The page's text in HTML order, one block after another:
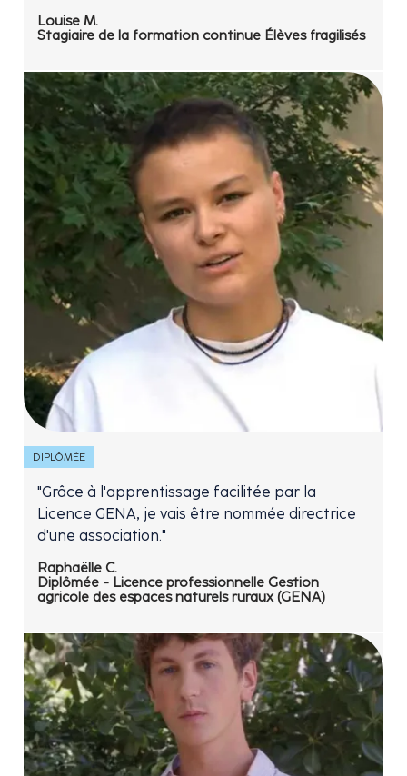
Louise M.
Stagiaire de la formation continue Élèves fragilisés
DIPLÔMÉE
"Grâce à l'apprentissage facilitée par la
Licence GENA, je vais être nommée directrice
d'une association."
Raphaëlle C.
Diplômée - Licence professionnelle Gestion
agricole des espaces naturels ruraux (GENA)